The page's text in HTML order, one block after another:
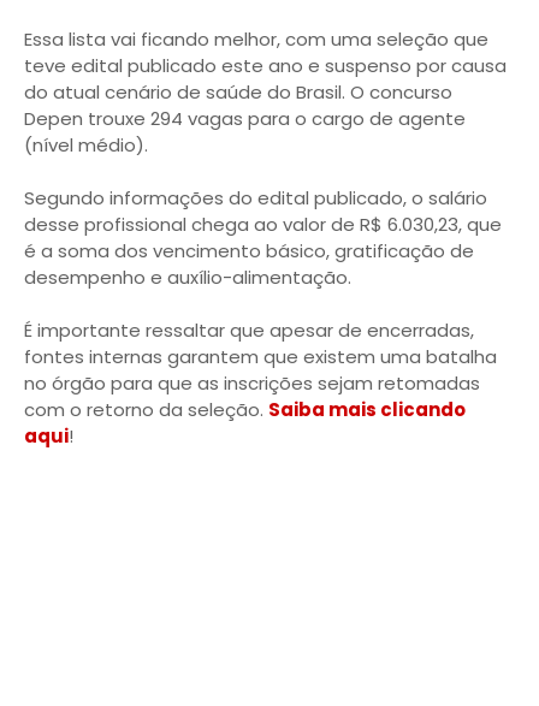
Essa lista vai ficando melhor, com uma seleção que
teve edital publicado este ano e suspenso por causa
do atual cenário de saúde do Brasil. O concurso
Depen trouxe 294 vagas para o cargo de agente
(nível médio).
Segundo informações do edital publicado, o salário
desse profissional chega ao valor de R$ 6.030,23, que
é a soma dos vencimento básico, gratificação de
desempenho e auxílio-alimentação.
É importante ressaltar que apesar de encerradas,
fontes internas garantem que existem uma batalha
no órgão para que as inscrições sejam retomadas
com o retorno da seleção. Saiba mais clicando
aqui!